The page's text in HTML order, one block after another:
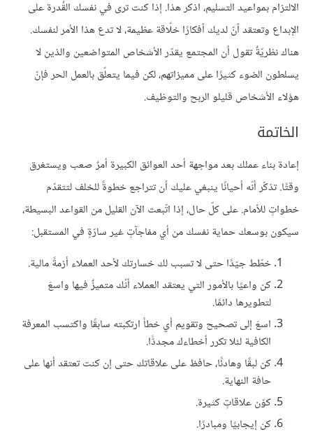
الالتزام بمواعيد التسليم، اذكر هذا. إذا كنت ترى في نفسك القُدرة على
الإبداع وتعتقد أنّ لديك أفكارًا خلّاقة عظيمة، لا تدع هذا الأمر لنفسك.
هناك نظريّةٌ تقول أن المجتمع يقدّر الأشخاص المتواضعين والذين لا
يسلطون الضوء كثيرًا على مميزاتهم، لكن فيما يتعلّق بالعمل الحر فإنّ
هؤلاء الأشخاص قليلو الربح والتوظيف.
الخاتمة
إعادة بناء عملك بعد مواجهة أحد العوائق الكبيرة أمرٌ صعب ويستغرق
وقتًا. تذكّر أنّه أحيانًا ينبغي عليك أن تتراجع خطوةً للخلف لتتقدّم
خطواتٍ للأمام. على كلّ حال، إذا اتّبعت الآن القليل من القواعد البسيطة،
سيكون بوسعك حماية نفسك من أي مفاجآتٍ غير سارّةٍ في المستقبل:
خطّط جيّدًا حتى لا تسبب لك خسارتك لأحد العملاء أزمةً مالية.
كن واعيًا بالأمور التي يعتقد العملاء أنّك متميزٌ فيها واسعَ
لتطويرها دائمًا.
اسعَ إلى تصحيح وتقويم أي خطأ ارتكبته سابقًا واكتسب المعرفة
الكافية لئلا تكرر أخطاءك مجددًّا.
كن لبقًا وهادئًا، حافظ على علاقاتك حتى إن كنت تعتقد أنها على
حافة النهاية.
كوّن علاقاتٍ كثيرة.
كن إيجابيًا ومبادرًا.